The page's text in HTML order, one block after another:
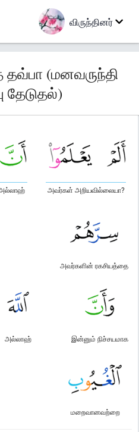
விருந்தினர்
தவ்பா (மனவருந்தி
தேடுதல்)
அவர்கள் அறியவில்லையா?
அல்லாஹ்
அவர்களின் ரகசியத்தை
இன்னும் நிச்சயமாக
அல்லாஹ்
மறைவானவற்றை